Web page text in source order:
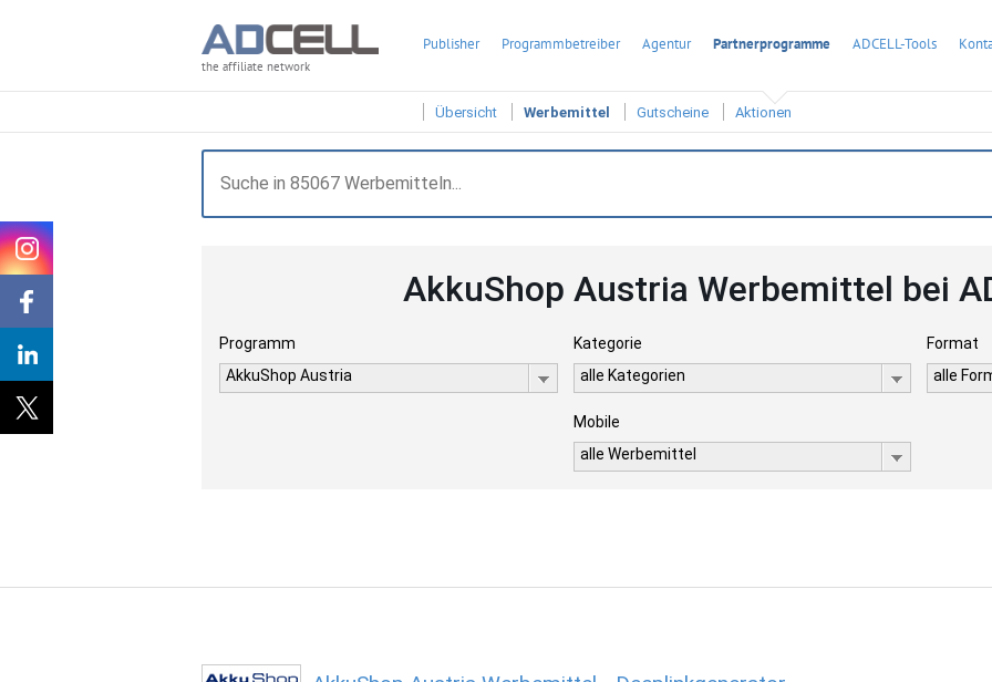
the affiliate network
Publisher Programmbetreiber Agentur Partnerprogramme ADCELL-Tools
Übersicht Werbemittel Gutscheine Aktionen
AkkuShop Austria Werbemittel bei
Programm
AkkuShop Austria
Kategorie
alle Kategorien
Format
alle
Mobile
alle Werbemittel